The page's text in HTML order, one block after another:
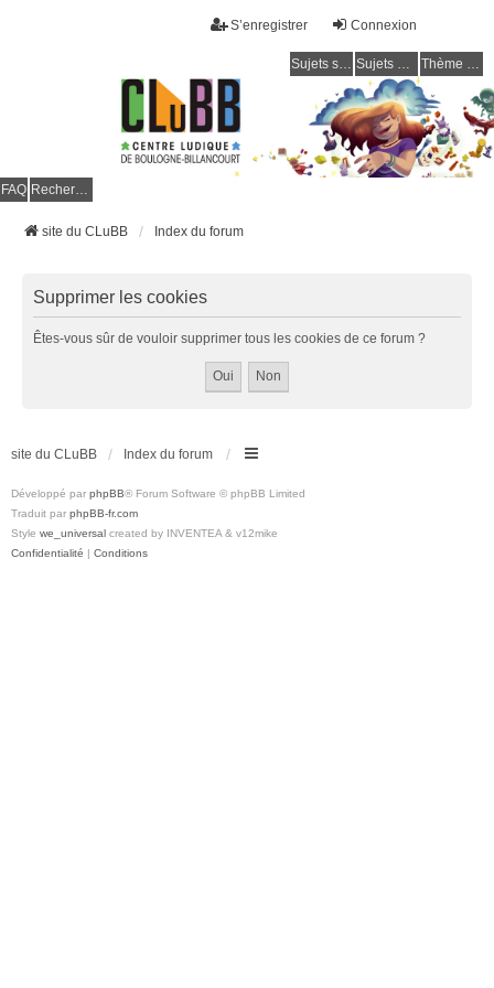
Connexion
S’enregistrer
Sujets sans réponse Sujets actifs Thème clair / foncé
FAQ Rechercher
site du CLuBB Index du forum
Supprimer les cookies
Êtes-vous sûr de vouloir supprimer tous les cookies de ce forum ?
site du CLuBB Index du forum
Développé par phpBB® Forum Software © phpBB Limited
Traduit par phpBB-fr.com
Style we_universal created by INVENTEA & v12mike
Confidentialité | Conditions